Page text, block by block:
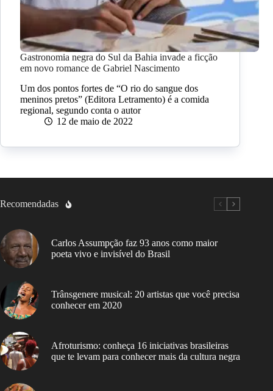
Gastronomia negra do Sul da Bahia invade a ficção
em novo romance de Gabriel Nascimento
Um dos pontos fortes de “O rio do sangue dos
meninos pretos” (Editora Letramento) é a comida
regional, segundo conta o autor
12 de maio de 2022
Recomendadas
Carlos Assumpção faz 93 anos como maior
poeta vivo e invisível do Brasil
Trânsgenere musical: 20 artistas que você precisa
conhecer em 2020
Afroturismo: conheça 16 iniciativas brasileiras
que te levam para conhecer mais da cultura negra